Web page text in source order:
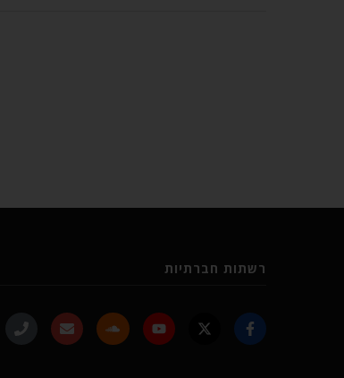
רשתות חברתיות